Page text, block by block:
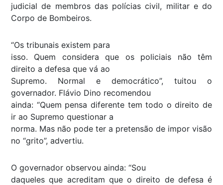
judicial de membros das polícias civil, militar e do
Corpo de Bombeiros.
“Os tribunais existem para
isso. Quem considera que os policiais não têm
direito a defesa que vá ao
Supremo. Normal e democrático”, tuitou o
governador. Flávio Dino recomendou
ainda: “Quem pensa diferente tem todo o direito de
ir ao Supremo questionar a
norma. Mas não pode ter a pretensão de impor visão
no “grito”, advertiu.
O governador observou ainda: “Sou
daqueles que acreditam que o direito de defesa é